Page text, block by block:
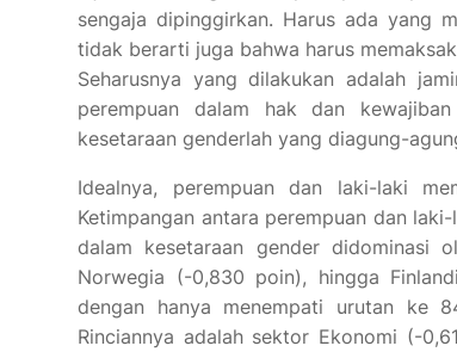
sengaja dipinggirkan. Harus ada yang
tidak berarti juga bahwa harus
Seharusnya yang dilakukan adalah
perempuan dalam hak dan
kesetaraan genderlah yang diagung-
Idealnya, perempuan dan laki-laki
Ketimpangan antara perempuan dan
dalam kesetaraan gender didominasi
Norwegia (-0,830 poin), hingga
dengan hanya menempati urutan ke
Rinciannya adalah sektor Ekonomi (-